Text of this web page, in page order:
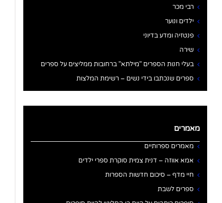
רבי מכר
ילדים ונוער
פנטזיה ומדע בדיוני
שירה
בעלי חנות הספרים "מילתא" ברחובות ממליצים על ספרים
ספרים שנכתבו בידי נשים – רשימת המלצות
מאמרים
מאמרים ספרותיים
אמא אווזה – דנית צמית סוקרת ספרי ילדים
חיי מדף – סיכום חדשות הספרות
ספרים לשבת